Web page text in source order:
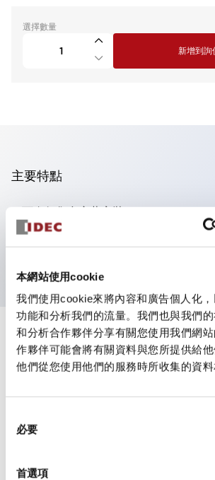
本網站使用cookie
我們使用cookie來將內容和廣告個人化
功能和分析我們的流量。我們也與我們
和分析合作夥伴分享有關您使用我們網
作夥伴可能會將有關資料與您所提供給
他們從您使用他們的服務時所收集的資料
必要
首選項
選擇數量
新增到詢
主要特點
可進行集合密著安裝
附鎖選擇開關採用高安全性的彈子鎖
規格
審美規範